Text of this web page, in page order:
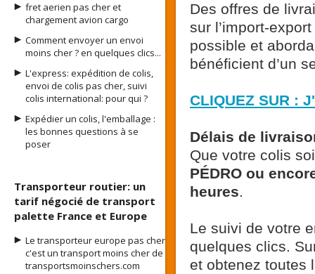
fret aerien pas cher et
chargement avion cargo
Comment envoyer un envoi
moins cher ? en quelques clics...
L'express: expédition de colis,
envoi de colis pas cher, suivi
colis international: pour qui ?
Expédier un colis, l'emballage :
les bonnes questions à se
poser
Transporteur routier: un
tarif négocié de transport
palette France et Europe
Le transporteur europe pas cher
c'est un transport moins cher de
transportsmoinschers.com
Des offres de
sur l’import-
possible et
bénéficient d’un
CLIQUEZ SUR :
Délais de
Que votre colis
PÉDRO ou
heures.
Le suivi de votre
quelques clics.
et obtenez toutes